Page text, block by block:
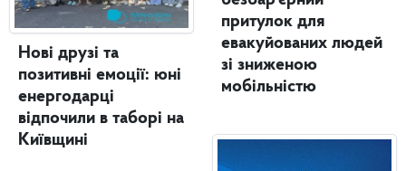
Нові друзі та
позитивні емоції: юні
енергодарці
відпочили в таборі на
Київщині
притулок для
евакуйованих людей
зі зниженою
мобільністю